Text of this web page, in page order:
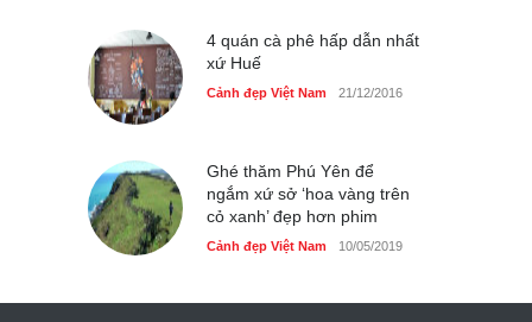
4 quán cà phê hấp dẫn nhất
xứ Huế
Cảnh đẹp Việt Nam 21/12/2016
Ghé thăm Phú Yên để
ngắm xứ sở ‘hoa vàng trên
cỏ xanh’ đẹp hơn phim
Cảnh đẹp Việt Nam 10/05/2019